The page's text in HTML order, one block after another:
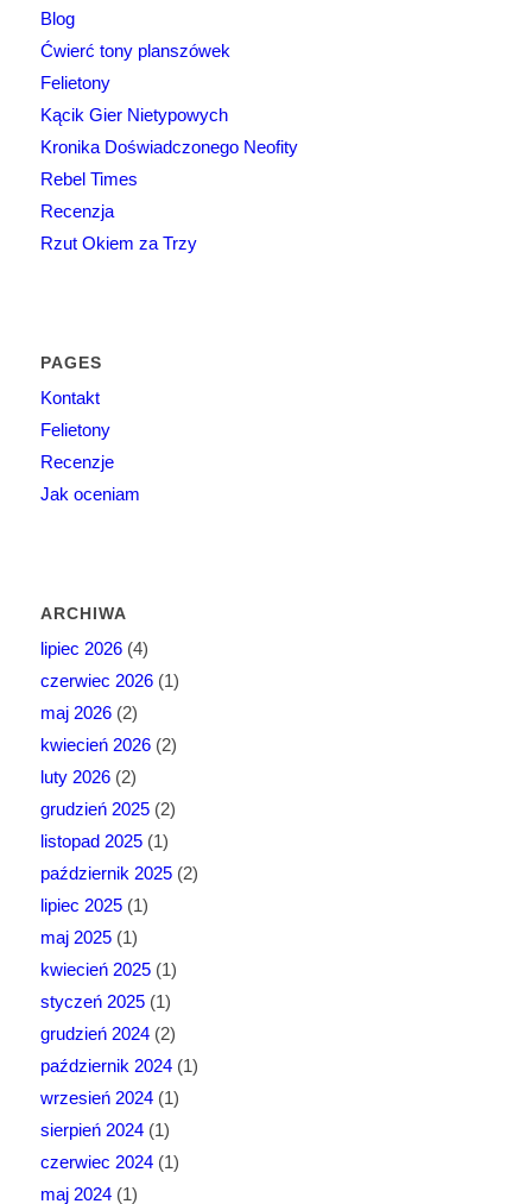
Blog
Ćwierć tony planszówek
Felietony
Kącik Gier Nietypowych
Kronika Doświadczonego Neofity
Rebel Times
Recenzja
Rzut Okiem za Trzy
PAGES
Kontakt
Felietony
Recenzje
Jak oceniam
ARCHIWA
lipiec 2026(4)
czerwiec 2026(1)
maj 2026(2)
kwiecień 2026(2)
luty 2026(2)
grudzień 2025(2)
listopad 2025(1)
październik 2025(2)
lipiec 2025(1)
maj 2025(1)
kwiecień 2025(1)
styczeń 2025(1)
grudzień 2024(2)
październik 2024(1)
wrzesień 2024(1)
sierpień 2024(1)
czerwiec 2024(1)
maj 2024(1)